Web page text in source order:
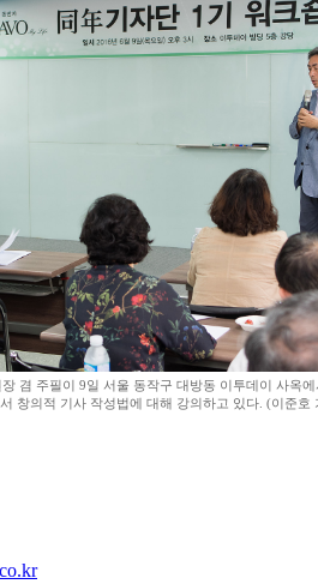
겸 주필이 9일 서울 동작구 대방동 이투데이 사옥
창의적 기사 작성법에 대해 강의하고 있다. (이준호